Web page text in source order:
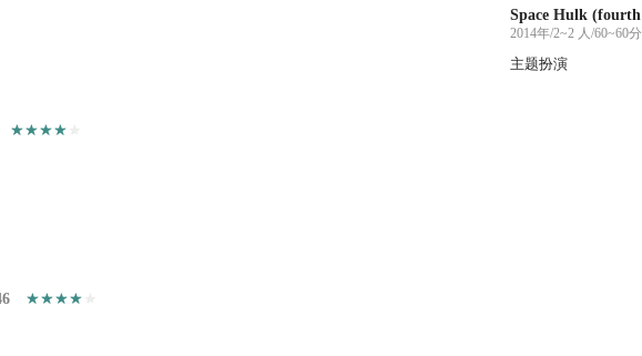
2014年/2~2 人/60~60分
主题扮演